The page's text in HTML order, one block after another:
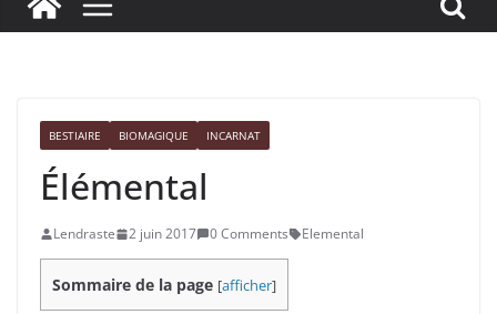
BESTIAIRE BIOMAGIQUE INCARNAT
Élémental
Lendraste 2 juin 2017 0 Comments Elemental
Sommaire de la page [afficher]